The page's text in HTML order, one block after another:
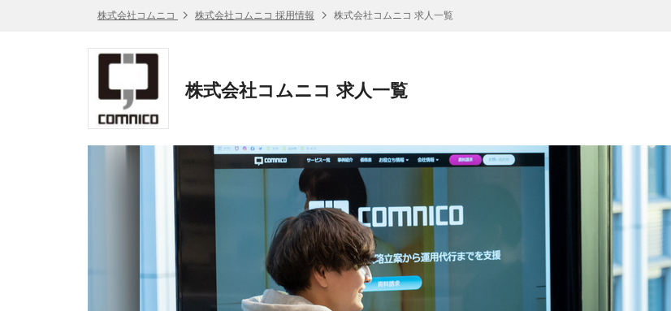
株式会社コムニコ 株式会社コムニコ 採用情報 株式会社コムニコ 求人一覧
株式会社コムニコ 求人一覧